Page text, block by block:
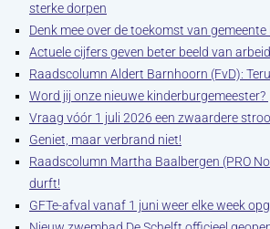
sterke dorpen
Denk mee over de toekomst van
Actuele cijfers geven beter beeld van
Raadscolumn Aldert Barnhoorn (FvD):
Word jij onze nieuwe kinderburgemeester?
Vraag vóór 1 juli 2026 een zwaardere
Geniet, maar verbrand niet!
Raadscolumn Martha Baalbergen (PRO
durft!
GFTe-afval vanaf 1 juni weer elke week